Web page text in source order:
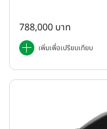
788,000 บาท
เพิ่มเพื่อเปรียบเทียบ